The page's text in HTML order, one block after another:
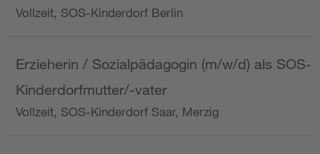
Vollzeit, SOS-Kinderdorf Berlin
Erzieherin / Sozialpädagogin (m/w/d) als SOS-
Kinderdorfmutter/-vater
Vollzeit, SOS-Kinderdorf Saar, Merzig